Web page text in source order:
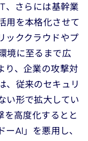
、さらには基幹業
用を本格化させて
ッククラウドやプ
境に至るまで広
り、企業の攻撃対
、従来のセキュリ
い形で拡大してい
を高度化するとと
AI」を悪用し、